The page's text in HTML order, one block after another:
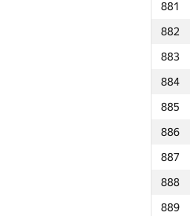
881
882
883
884
885
886
887
888
889
858
859
860
861
862
863
864
865
866